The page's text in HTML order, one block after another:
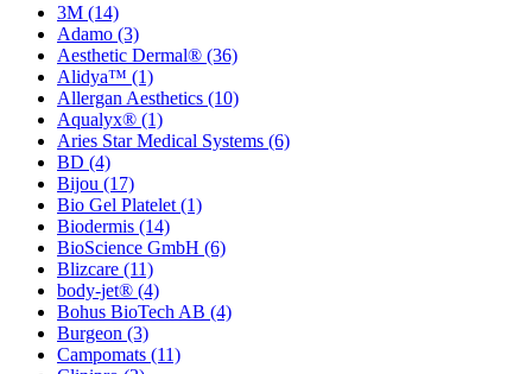
3M (14)
Adamo (3)
Aesthetic Dermal® (36)
Alidya™ (1)
Allergan Aesthetics (10)
Aqualyx® (1)
Aries Star Medical Systems (6)
BD (4)
Bijou (17)
Bio Gel Platelet (1)
Biodermis (14)
BioScience GmbH (6)
Blizcare (11)
body-jet® (4)
Bohus BioTech AB (4)
Burgeon (3)
Campomats (11)